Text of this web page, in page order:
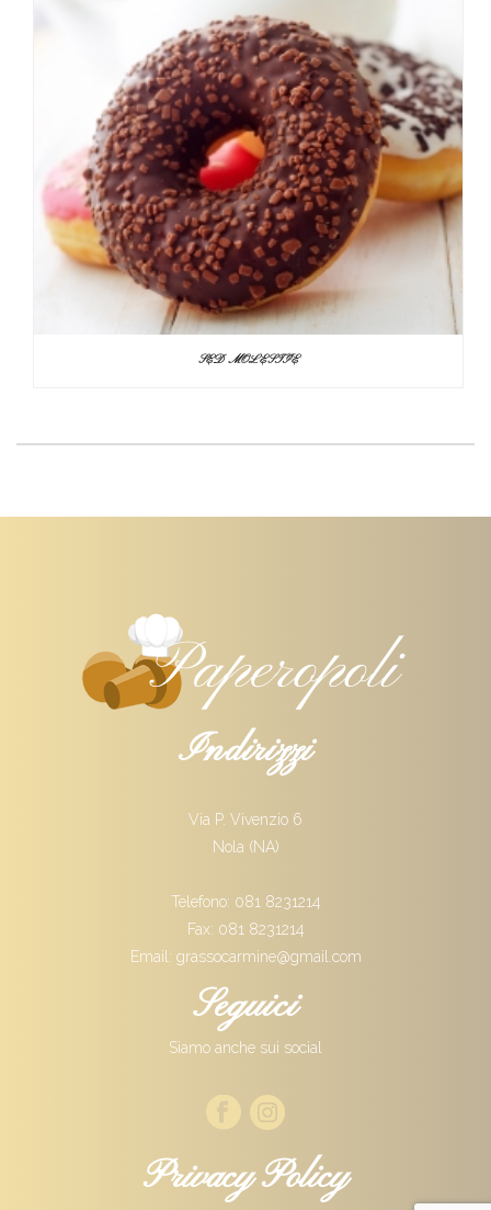
SED MOLESTIE
Indirizzi
Via P. Vivenzio 6
Nola (NA)
Telefono: 081 8231214
Fax: 081 8231214
Email: grassocarmine@gmail.com
Seguici
Siamo anche sui social
Privacy Policy